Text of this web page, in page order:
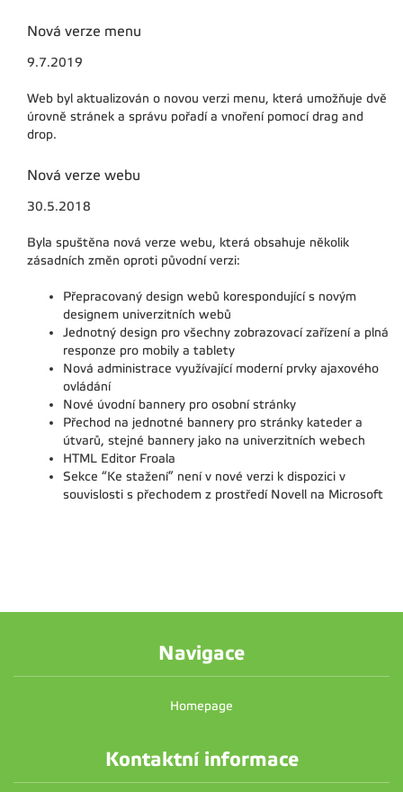
Nová verze menu
9.7.2019
Web byl aktualizován o novou verzi menu, která umožňuje dvě
úrovně stránek a správu pořadí a vnoření pomocí drag and
drop.
Nová verze webu
30.5.2018
Byla spuštěna nová verze webu, která obsahuje několik
zásadních změn oproti původní verzi:
Přepracovaný design webů korespondující s novým
designem univerzitních webů
Jednotný design pro všechny zobrazovací zařízení a plná
responze pro mobily a tablety
Nová administrace využívající moderní prvky ajaxového
ovládání
Nové úvodní bannery pro osobní stránky
Přechod na jednotné bannery pro stránky kateder a
útvarů, stejné bannery jako na univerzitních webech
HTML Editor Froala
Sekce “Ke stažení” není v nové verzi k dispozici v
souvislosti s přechodem z prostředí Novell na Microsoft
Navigace
Homepage
Kontaktní informace